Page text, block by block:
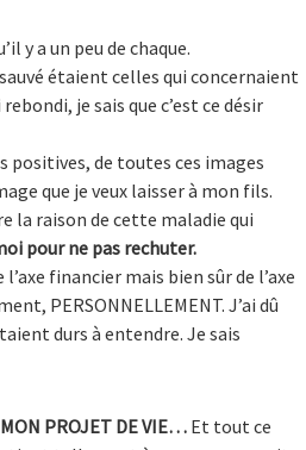
y a un peu de chaque.
étaient celles qui concernaient
je sais que c’est ce désir
positives, de toutes ces images
que je veux laisser à mon fils.
la raison de cette maladie qui
pour ne pas rechuter.
financier mais bien sûr de l’axe
PERSONNELLEMENT. J’ai dû
durs à entendre. Je sais
MON PROJET DE VIE… Et tout ce